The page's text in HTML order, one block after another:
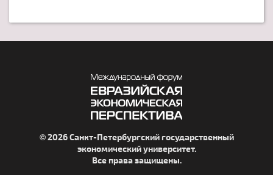
© 2026 Санкт-Петербургский государственный
экономический университет.
Все права защищены.